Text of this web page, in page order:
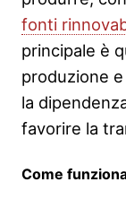
fonti
principale è
produzione
la
favorire la
Come